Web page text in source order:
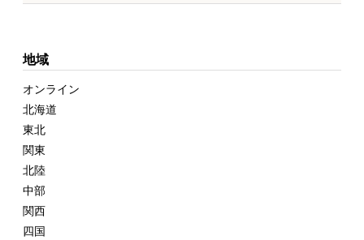
地域
オンライン
北海道
東北
関東
北陸
中部
関西
四国